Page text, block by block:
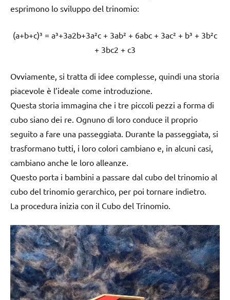
esprimono lo sviluppo del trinomio:
(a+b+c)³ = a³+3a2b+3a²c + 3ab² + 6abc + 3ac² + b³ + 3b²c
+ 3bc2 + c3
Ovviamente, si tratta di idee complesse, quindi una storia
piacevole è l’ideale come introduzione.
Questa storia immagina che i tre piccoli pezzi a forma di
cubo siano dei re. Ognuno di loro conduce il proprio
seguito a fare una passeggiata. Durante la passeggiata, si
trasformano tutti, i loro colori cambiano e, in alcuni casi,
cambiano anche le loro alleanze.
Questo porta i bambini a passare dal cubo del trinomio al
cubo del trinomio gerarchico, per poi tornare indietro.
La procedura inizia con il Cubo del Trinomio.